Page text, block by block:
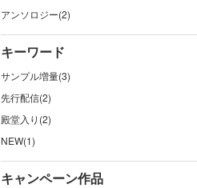
アンソロジー(2)
キーワード
サンプル増量(3)
先行配信(2)
殿堂入り(2)
NEW(1)
キャンペーン作品